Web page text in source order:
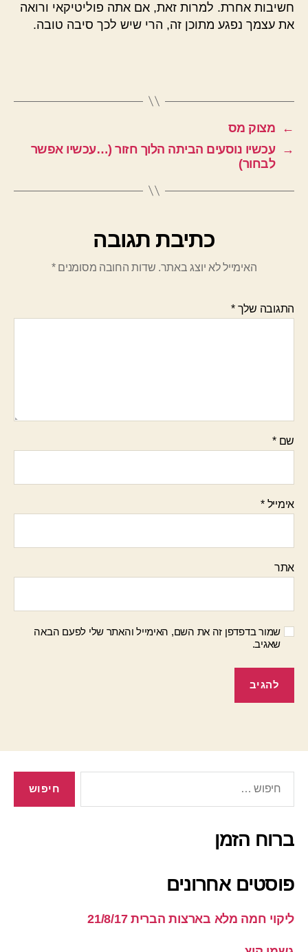
חשיבות אחרת. למרות זאת, אם אתה פוליטיקאי ורואה
את עצמך נפגע מתוכן זה, הרי שיש לכך סיבה טובה.
←
מצוק מס
→
עכשיו נוסעים הביתה הלוך חזור (…עכשיו אפשר
לבחור)
כתיבת תגובה
האימייל לא יוצג באתר. שדות החובה מסומנים*
התגובה שלך*
שם*
אימייל*
אתר
שמור בדפדפן זה את השם, האימייל והאתר שלי לפעם הבאה
שאגיב.
ברוח הזמן
פוסטים אחרונים
ליקוי חמה מלא בארצות הברית 21/8/17